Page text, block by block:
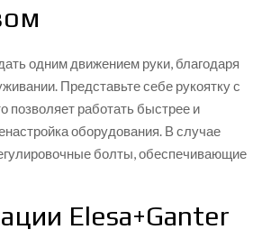
одним движением руки, благодаря
Представьте себе рукоятку с
позволяет работать быстрее и
оборудования. В случае
болты, обеспечивающие
Еlesa+Ganter